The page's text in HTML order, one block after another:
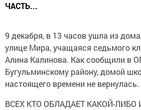
ЧАСТЬ...
9 декабря, в 13 часов ушла из
улице Мира, учащаяся седьмого
Алина Калинова. Как сообщили в
Бугульминскому району, домой
настоящего времени не вернулась.
ВСЕХ КТО ОБЛАДАЕТ КАКОЙ-